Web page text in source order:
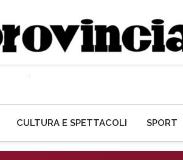
CULTURA E SPETTACOLI SPORT